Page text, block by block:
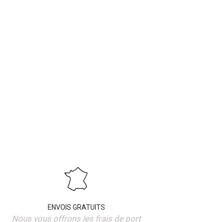
ENVOIS GRATUITS
Nous vous offrons les frais de port